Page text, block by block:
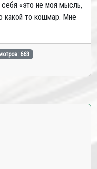
«это не моя мысль,
какой то кошмар. Мне
663